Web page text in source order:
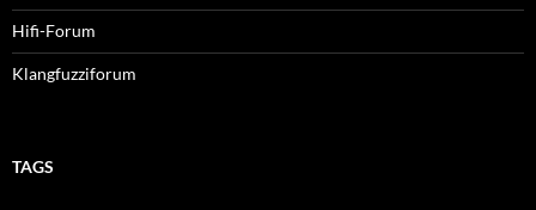
Hifi-Forum
Klangfuzziforum
TAGS